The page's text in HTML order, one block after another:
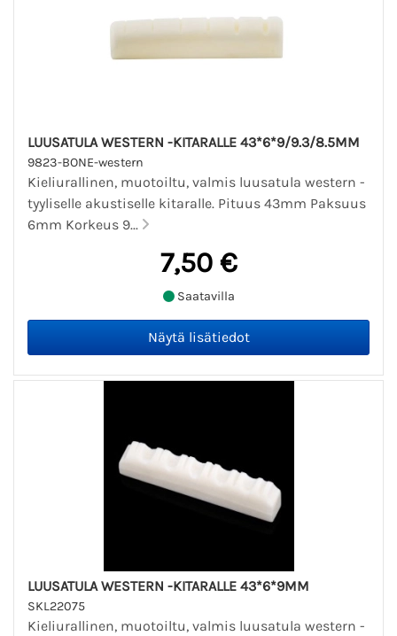
LUUSATULA WESTERN -KITARALLE 43*6*9/9.3/8.5MM
9823-BONE-western
Kieliurallinen, muotoiltu, valmis luusatula western -
tyyliselle akustiselle kitaralle. Pituus 43mm Paksuus
6mm Korkeus 9...
7,50 €
Saatavilla
LUUSATULA WESTERN -KITARALLE 43*6*9MM
SKL22075
Kieliurallinen, muotoiltu, valmis luusatula western -